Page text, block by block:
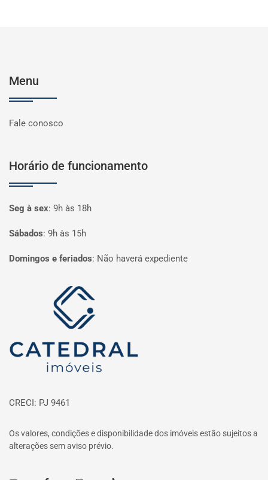
Menu
Fale conosco
Horário de funcionamento
Seg à sex: 9h às 18h
Sábados: 9h às 15h
Domingos e feriados: Não haverá expediente
Página inicial
CRECI: PJ 9461
Os valores, condições e disponibilidade dos imóveis estão sujeitos a
alterações sem aviso prévio.